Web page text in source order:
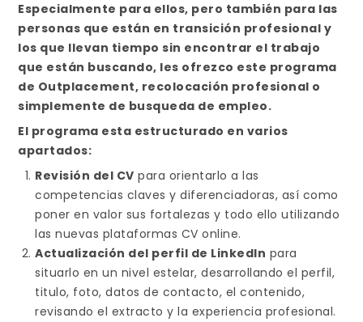
Especialmente para ellos, pero también para las
personas que están en transición profesional y
los que llevan tiempo sin encontrar el trabajo
que están buscando, les ofrezco este programa
de Outplacement, recolocación profesional o
simplemente de busqueda de empleo.
El programa esta estructurado en varios
apartados:
Revisión del CV para orientarlo a las
competencias claves y diferenciadoras, así como
poner en valor sus fortalezas y todo ello utilizando
las nuevas plataformas CV online.
Actualización del perfil de LinkedIn para
situarlo en un nivel estelar, desarrollando el perfil,
titulo, foto, datos de contacto, el contenido,
revisando el extracto y la experiencia profesional.